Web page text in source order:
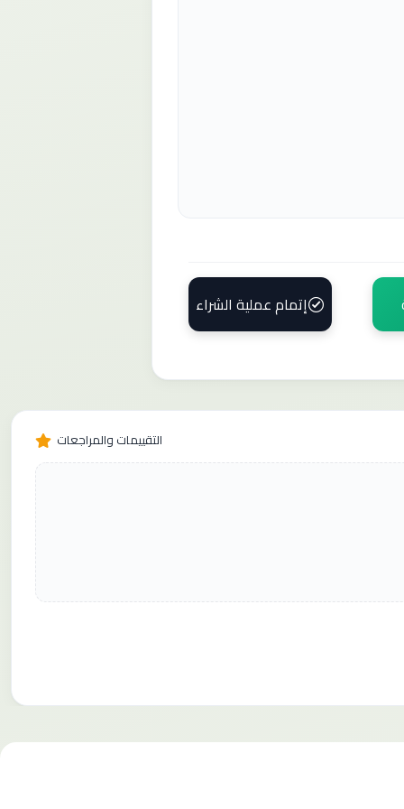
إتمام عملية الشراء
التقييمات والمراجعات